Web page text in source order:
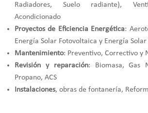
Radiadores, Suelo radiante),
Acondicionado
Proyectos de Eficiencia Energética:
Energía Solar Fotovoltaica y Energía
Mantenimiento: Preventivo, Correctivo y
Revisión y reparación: Biomasa, Gas
Propano, ACS
Instalaciones, obras de fontanería,